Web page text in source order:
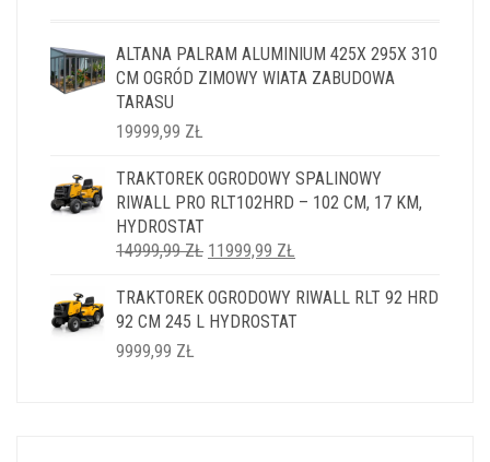
ALTANA PALRAM ALUMINIUM 425X 295X 310
CM OGRÓD ZIMOWY WIATA ZABUDOWA
TARASU
19999,99 ZŁ
TRAKTOREK OGRODOWY SPALINOWY
RIWALL PRO RLT102HRD – 102 CM, 17 KM,
HYDROSTAT
14999,99ZŁ PIERWOTNA
WYNOSIŁA:
14999,99 ZŁ.
11999,99 ZŁ
WYNOSI:
11999,99 ZŁ.
TRAKTOREK OGRODOWY RIWALL RLT 92 HRD
92 CM 245 L HYDROSTAT
9999,99 ZŁ